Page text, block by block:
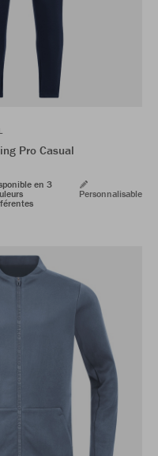
Pro Casual
en 3
Personnalisable